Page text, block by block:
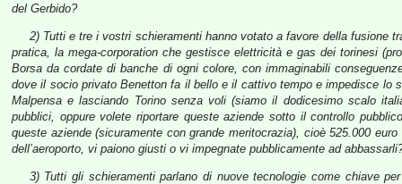
del Gerbido?
2) Tutti e tre i vostri schieramenti hanno votato a favore della fusione
pratica, la mega-corporation che gestisce elettricità e gas dei torinesi
Borsa da cordate di banche di ogni colore, con immaginabili
dove il socio privato Benetton fa il bello e il cattivo tempo e impedisce lo
Malpensa e lasciando Torino senza voli (siamo il dodicesimo scalo
pubblici, oppure volete riportare queste aziende sotto il controllo
queste aziende (sicuramente con grande meritocrazia), cioè 525.000
dell’aeroporto, vi paiono giusti o vi impegnate pubblicamente ad
3) Tutti gli schieramenti parlano di nuove tecnologie come chiave